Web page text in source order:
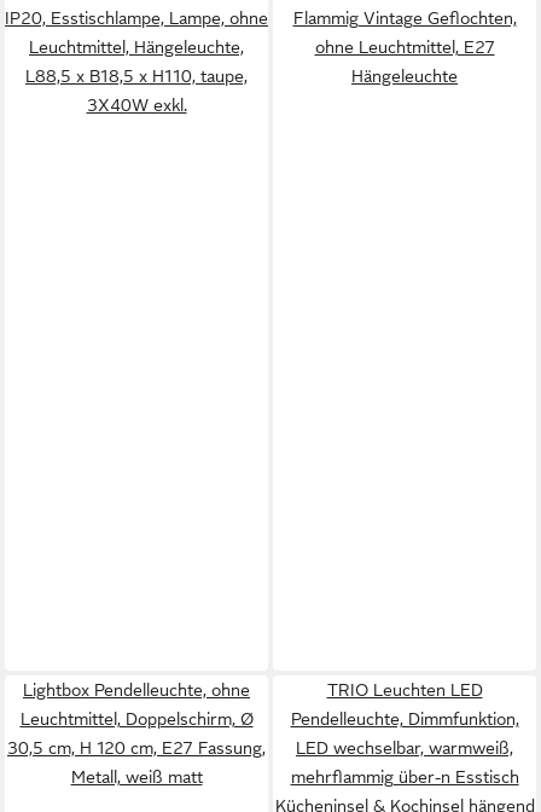
IP20, Esstischlampe, Lampe, ohne
Leuchtmittel, Hängeleuchte,
L88,5 x B18,5 x H110, taupe,
3X40W exkl.
Flammig Vintage Geflochten,
ohne Leuchtmittel, E27
Hängeleuchte
Lightbox Pendelleuchte, ohne
Leuchtmittel, Doppelschirm, Ø
30,5 cm, H 120 cm, E27 Fassung,
Metall, weiß matt
TRIO Leuchten LED
Pendelleuchte, Dimmfunktion,
LED wechselbar, warmweiß,
mehrflammig über-n Esstisch
Kücheninsel & Kochinsel hängend